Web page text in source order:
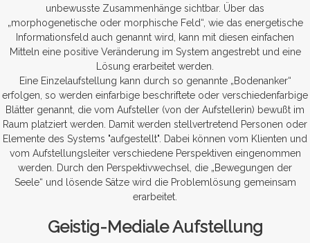
unbewusste Zusammenhänge sichtbar. Über das
„morphogenetische oder morphische Feld“, wie das energetische
Informationsfeld auch genannt wird, kann mit diesen einfachen
Mitteln eine positive Veränderung im System angestrebt und eine
Lösung erarbeitet werden.
Eine Einzelaufstellung kann durch so genannte „Bodenanker“
erfolgen, so werden einfarbige beschriftete oder verschiedenfarbige
Blätter genannt, die vom Aufsteller (von der Aufstellerin) bewußt im
Raum platziert werden. Damit werden stellvertretend Personen oder
Elemente des Systems "aufgestellt". Dabei können vom Klienten und
vom Aufstellungsleiter verschiedene Perspektiven eingenommen
werden. Durch den Perspektivwechsel, die „Bewegungen der
Seele“ und lösende Sätze wird die Problemlösung gemeinsam
erarbeitet.
Geistig-Mediale Aufstellung